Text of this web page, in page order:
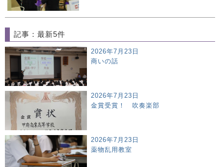
記事：最新5件
2026年7月23日
商いの話
2026年7月23日
金賞受賞！ 吹奏楽部
2026年7月23日
薬物乱用教室